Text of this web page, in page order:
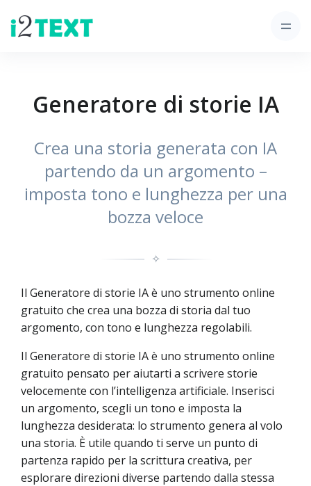
Generatore di storie IA
Crea una storia generata con IA
partendo da un argomento –
imposta tono e lunghezza per una
bozza veloce
✧
Il Generatore di storie IA è uno strumento online
gratuito che crea una bozza di storia dal tuo
argomento, con tono e lunghezza regolabili.
Il Generatore di storie IA è uno strumento online
gratuito pensato per aiutarti a scrivere storie
velocemente con l’intelligenza artificiale. Inserisci
un argomento, scegli un tono e imposta la
lunghezza desiderata: lo strumento genera al volo
una storia. È utile quando ti serve un punto di
partenza rapido per la scrittura creativa, per
esplorare direzioni diverse partendo dalla stessa